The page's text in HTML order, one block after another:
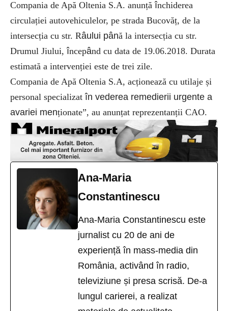
Compania de Apă Oltenia S.A. anunțăînchiderea
circulației autovehiculelor, pe strada Bucovăț, de la
intersecția cu str. Râului până la intersecția cu str.
Drumul Jiului,începând cu data de 19.06.2018. Durata
estimată a intervenției este de trei zile.
Compania de Apă Oltenia S.A, acționează cu utilaje și
personal specializatîn vederea remedierii urgente a
avariei menționate”, au anunțat reprezentanții CAO.
Ana-Maria
Constantinescu
Ana-Maria Constantinescu este
jurnalist cu 20 de ani de
experiență în mass-media din
România, activând în radio,
televiziune și presa scrisă. De-a
lungul carierei, a realizat